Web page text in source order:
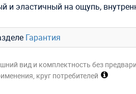
и эластичный на ощупь,
Гарантия
вид и комплектность без
круг потребителей